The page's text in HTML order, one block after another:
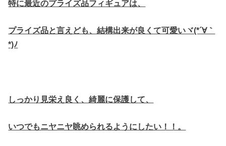
特に最近のプライズ品フィギュアは、
プライズ品と言えども、結構出来が良くて可愛いヾ(*´∀｀
*)ﾉ
しっかり見栄え良く、綺麗に保護して、
いつでもニヤニヤ眺められるようにしたい！！。